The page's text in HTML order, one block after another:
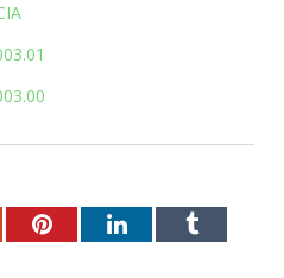
PinterestLinkedInTumblr